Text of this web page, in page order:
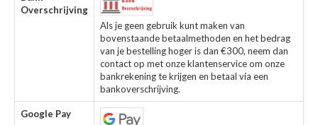
Overschrijving
Als je geen gebruik kunt maken van
bovenstaande betaalmethoden en het bedrag
van je bestelling hoger is dan €300, neem dan
contact op met onze klantenservice om onze
bankrekening te krijgen en betaal via een
bankoverschrijving.
Google Pay